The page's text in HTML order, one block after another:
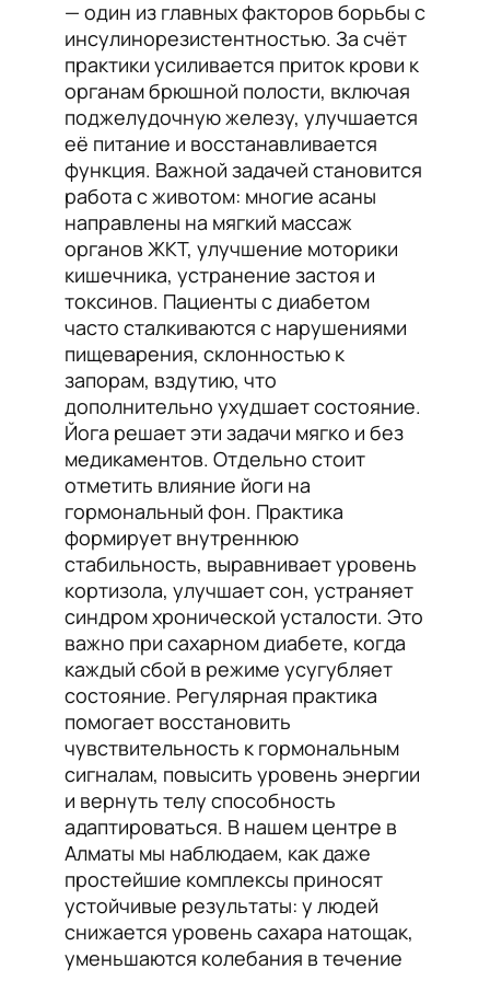
— один из главных факторов борьбы с
инсулинорезистентностью. За счёт
практики усиливается приток крови к
органам брюшной полости, включая
поджелудочную железу, улучшается
её питание и восстанавливается
функция. Важной задачей становится
работа с животом: многие асаны
направлены на мягкий массаж
органов ЖКТ, улучшение моторики
кишечника, устранение застоя и
токсинов. Пациенты с диабетом
часто сталкиваются с нарушениями
пищеварения, склонностью к
запорам, вздутию, что
дополнительно ухудшает состояние.
Йога решает эти задачи мягко и без
медикаментов. Отдельно стоит
отметить влияние йоги на
гормональный фон. Практика
формирует внутреннюю
стабильность, выравнивает уровень
кортизола, улучшает сон, устраняет
синдром хронической усталости. Это
важно при сахарном диабете, когда
каждый сбой в режиме усугубляет
состояние. Регулярная практика
помогает восстановить
чувствительность к гормональным
сигналам, повысить уровень энергии
и вернуть телу способность
адаптироваться. В нашем центре в
Алматы мы наблюдаем, как даже
простейшие комплексы приносят
устойчивые результаты: у людей
снижается уровень сахара натощак,
уменьшаются колебания в течение